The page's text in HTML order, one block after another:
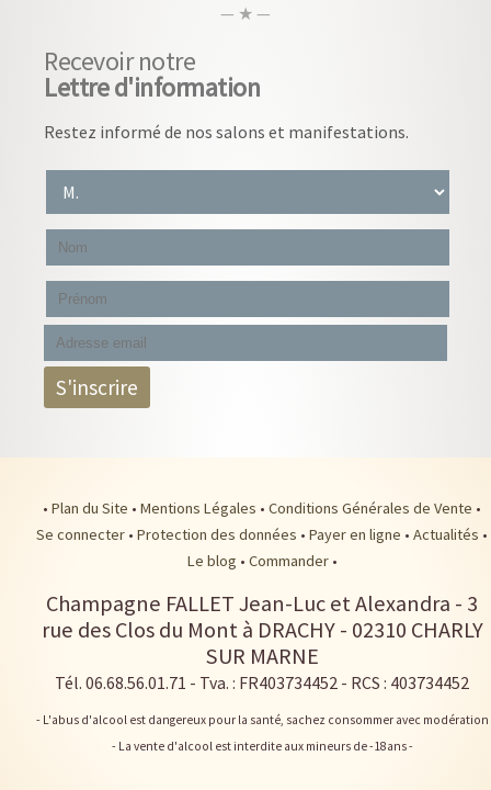
— ★ —
Recevoir notre
Lettre d'information
Restez informé de nos salons et manifestations.
• Plan du Site • Mentions Légales • Conditions Générales de Vente •
Se connecter • Protection des données • Payer en ligne • Actualités •
Le blog • Commander •
Champagne FALLET Jean-Luc et Alexandra - 3
rue des Clos du Mont à DRACHY - 02310 CHARLY
SUR MARNE
Tél. 06.68.56.01.71 - Tva. : FR403734452 - RCS : 403734452
- L'abus d'alcool est dangereux pour la santé, sachez consommer avec modération
- La vente d'alcool est interdite aux mineurs de -18ans -